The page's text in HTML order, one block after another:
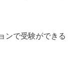
ンで受験ができる